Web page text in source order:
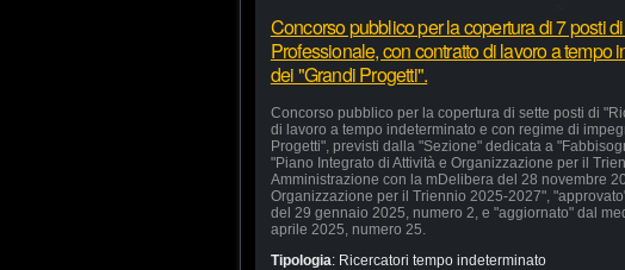
Concorso pubblico per la copertura di 7 posti
Professionale, con contratto di lavoro a
dei "Grandi Progetti".
Concorso pubblico per la copertura di sette posti di
di lavoro a tempo indeterminato e con regime di
Progetti", previsti dalla "Sezione" dedicata a
"Piano Integrato di Attività e Organizzazione per il
Amministrazione con la mDelibera del 28 novembre
Organizzazione per il Triennio 2025-2027",
del 29 gennaio 2025, numero 2, e "aggiornato" dal
aprile 2025, numero 25.
Tipologia: Ricercatori tempo indeterminato